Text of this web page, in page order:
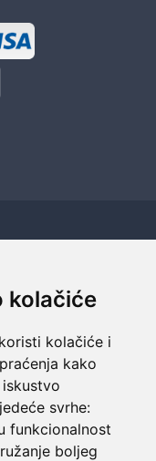
kolačiće
kolačiće i
kako
svrhe:
funkcionalnost
boljeg